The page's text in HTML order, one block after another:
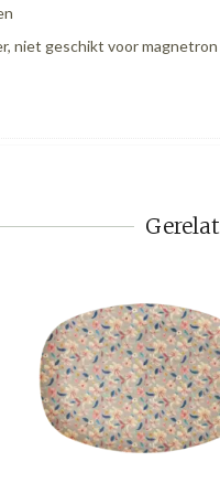
niet geschikt voor magnetron